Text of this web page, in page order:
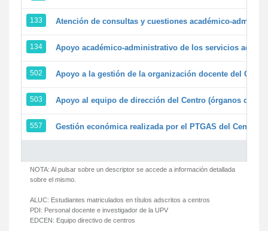
133 Atención de consultas y cuestiones académico-
134 Apoyo académico-administrativo de los servicios
502 Apoyo a la gestión de la organización docente del
503 Apoyo al equipo de dirección del Centro (órganos
557 Gestión económica realizada por el PTGAS del Centro
NOTA: Al pulsar sobre un descriptor se accede a información detallada
sobre el mismo.
ALUC: Estudiantes matriculados en títulos adscritos a centros
PDI: Personal docente e investigador de la UPV
EDCEN: Equipo directivo de centros